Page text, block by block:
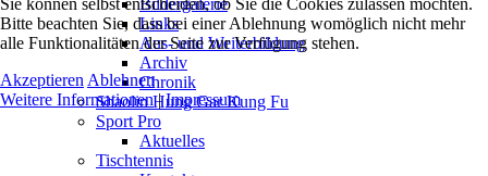
Bildergalerie
Links
Aus- und Weiterbildung
Archiv
Chronik
Shaolin Hung Gar Kung Fu
Sport Pro
Aktuelles
Tischtennis
Sie können selbst entscheiden, ob Sie die Cookies zulassen möchten.
Bitte beachten Sie, dass bei einer Ablehnung womöglich nicht mehr
alle Funktionalitäten der Seite zur Verfügung stehen.
Akzeptieren Ablehnen
Weitere Informationen|Impressum